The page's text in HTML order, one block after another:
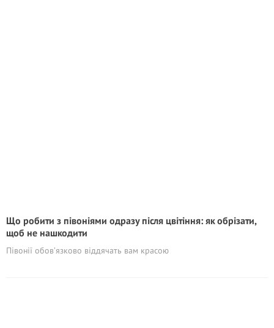
Що робити з півоніями одразу після цвітіння: як обрізати,
щоб не нашкодити
Півонії обов’язково віддячать вам красою